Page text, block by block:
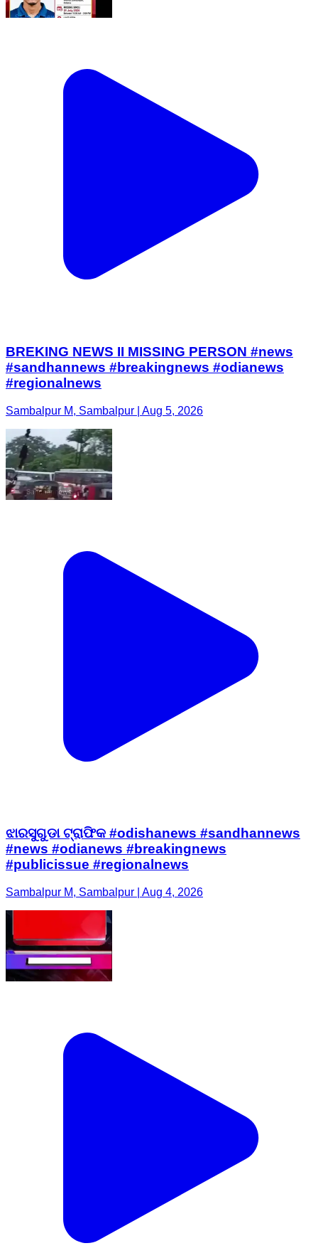
BREKING NEWS II MISSING PERSON #news
#sandhannews #breakingnews #odianews
#regionalnews
Sambalpur M, Sambalpur | Aug 5, 2026
ଝାରସୁଗୁଡା ଟ୍ରାଫିକ #odishanews #sandhannews
#news #odianews #breakingnews
#publicissue #regionalnews
Sambalpur M, Sambalpur | Aug 4, 2026